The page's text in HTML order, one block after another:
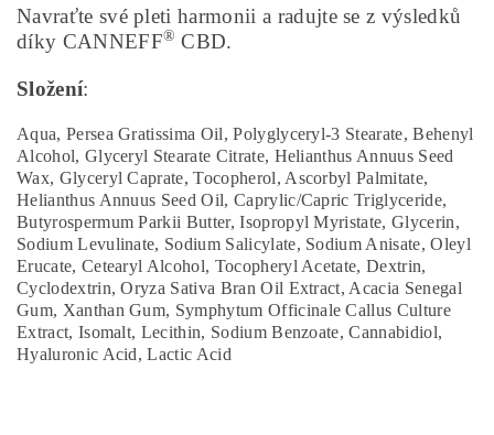
Navraťte své pleti harmonii a radujte se z výsledků
díky CANNEFF® CBD.
Složení:
Aqua, Persea Gratissima Oil, Polyglyceryl-3 Stearate, Behenyl
Alcohol, Glyceryl Stearate Citrate, Helianthus Annuus Seed
Wax, Glyceryl Caprate, Tocopherol, Ascorbyl Palmitate,
Helianthus Annuus Seed Oil, Caprylic/Capric Triglyceride,
Butyrospermum Parkii Butter, Isopropyl Myristate, Glycerin,
Sodium Levulinate, Sodium Salicylate, Sodium Anisate, Oleyl
Erucate, Cetearyl Alcohol, Tocopheryl Acetate, Dextrin,
Cyclodextrin, Oryza Sativa Bran Oil Extract, Acacia Senegal
Gum, Xanthan Gum, Symphytum Officinale Callus Culture
Extract, Isomalt, Lecithin, Sodium Benzoate, Cannabidiol,
Hyaluronic Acid, Lactic Acid